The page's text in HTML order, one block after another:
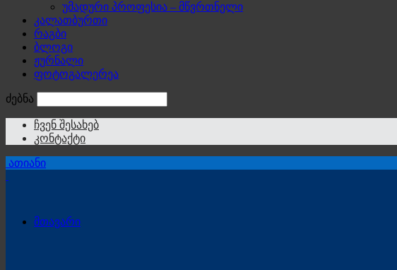
უმადური პროფესია – მწვრთნელი
კალათბურთი
რაგბი
ბლოგი
ჟურნალი
ფოტოგალერეა
ძებნა
ჩვენ შესახებ
კონტაქტი
ათიანი
მთავარი